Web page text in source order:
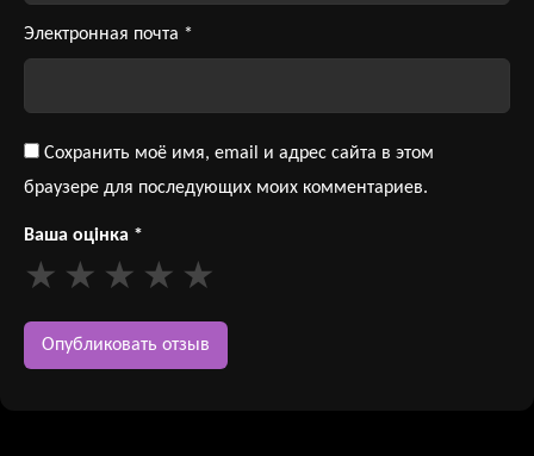
Электронная почта *
Сохранить моё имя, email и адрес сайта в этом
браузере для последующих моих комментариев.
Ваша оцінка *